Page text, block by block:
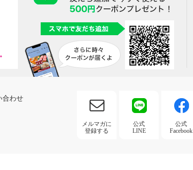
合わせ
メルマガに
登録する
公式
LINE
公式
Facebook